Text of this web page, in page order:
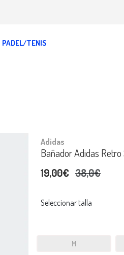
PADEL/TENIS
Adidas
Bañador Adidas
19,00€ 38,0€
Seleccionar talla
M